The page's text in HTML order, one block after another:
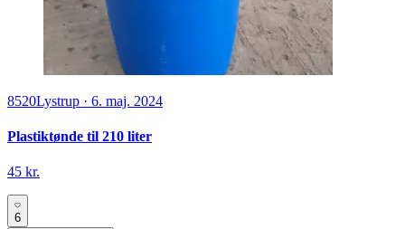
8520Lystrup · 6. maj. 2024
Plastiktønde til 210 liter
45 kr.
6